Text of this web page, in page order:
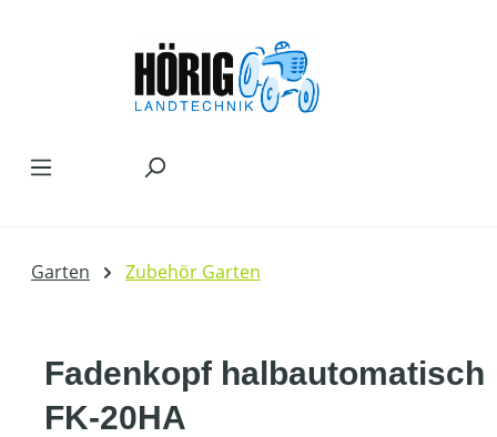
Garten Zubehör Garten
Fadenkopf halbautomatisch
FK-20HA